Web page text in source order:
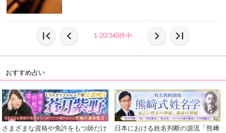
first_page chevron_left 1-20/340件中 chevron_right last_page
おすすめ占い
さまざまな資格や免許をもつ師だけ
日本における姓名判断の源流「熊﨑